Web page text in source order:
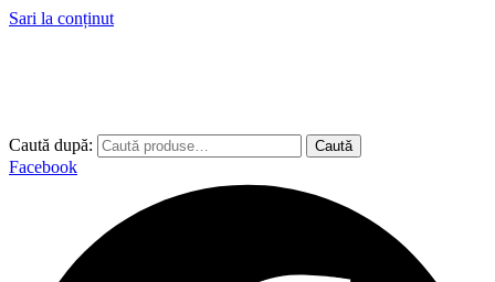
Sari la conținut
Caută după: Caută
Facebook